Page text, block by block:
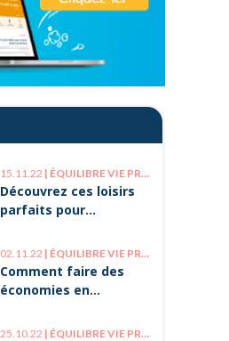
15.11.22 | ÉQUILIBRE VIE PRO / VIE PERSO
Découvrez ces loisirs
parfaits pour
travail !
02.11.22 | ÉQUILIBRE VIE PRO / VIE PERSO
Comment faire des
économies en
organisation ?
25.10.22 | ÉQUILIBRE VIE PRO / VIE PERSO